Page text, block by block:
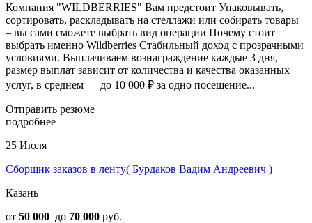
Компания "WILDBERRIES" Вам предстоит Упаковывать,
сортировать, раскладывать на стеллажи или собирать товары
– вы сами сможете выбрать вид операции Почему стоит
выбрать именно Wildberries Стабильный доход с прозрачными
условиями. Выплачиваем вознаграждение каждые 3 дня,
размер выплат зависит от количества и качества оказанных
услуг, в среднем — до 10 000 ₽ за одно посещение...
Отправить резюме
подробнее
25 Июля
Сборщик заказов в ленту( Бурдаков Вадим Андреевич )
Казань
от 50 000 до 70 000 руб.